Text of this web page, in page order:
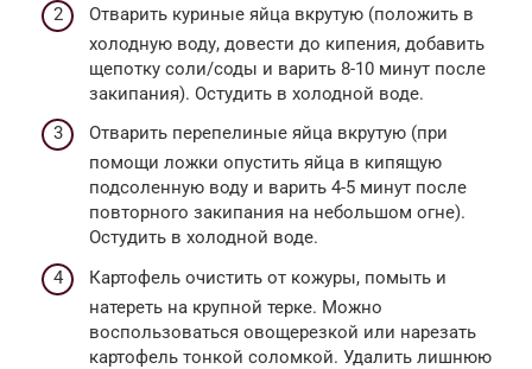
Отварить куриные яйца вкрутую (положить в
холодную воду, довести до кипения, добавить
щепотку соли/соды и варить 8-10 минут после
закипания). Остудить в холодной воде.
Отварить перепелиные яйца вкрутую (при
помощи ложки опустить яйца в кипящую
подсоленную воду и варить 4-5 минут после
повторного закипания на небольшом огне).
Остудить в холодной воде.
Картофель очистить от кожуры, помыть и
натереть на крупной терке. Можно
воспользоваться овощерезкой или нарезать
картофель тонкой соломкой. Удалить лишнюю